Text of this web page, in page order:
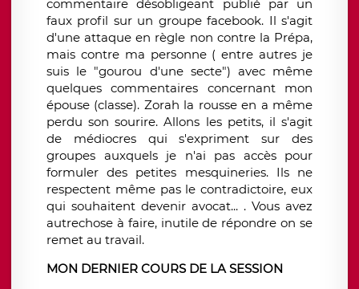
commentaire désobligeant publié par un
faux profil sur un groupe facebook. Il s'agit
d'une attaque en règle non contre la Prépa,
mais contre ma personne ( entre autres je
suis le "gourou d'une secte") avec même
quelques commentaires concernant mon
épouse (classe). Zorah la rousse en a même
perdu son sourire. Allons les petits, il s'agit
de médiocres qui s'expriment sur des
groupes auxquels je n'ai pas accès pour
formuler des petites mesquineries. Ils ne
respectent même pas le contradictoire, eux
qui souhaitent devenir avocat... . Vous avez
autrechose à faire, inutile de répondre on se
remet au travail.
​MON DERNIER COURS DE LA SESSION